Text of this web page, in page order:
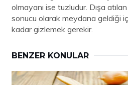
olmayanı ise tuzludur. Dışa
sonucu olarak meydana geldiği
kadar gizlemek gerekir.
BENZER KONULAR